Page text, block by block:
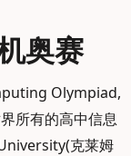
奥赛
Olympiad,
所有的高中信息
克莱姆